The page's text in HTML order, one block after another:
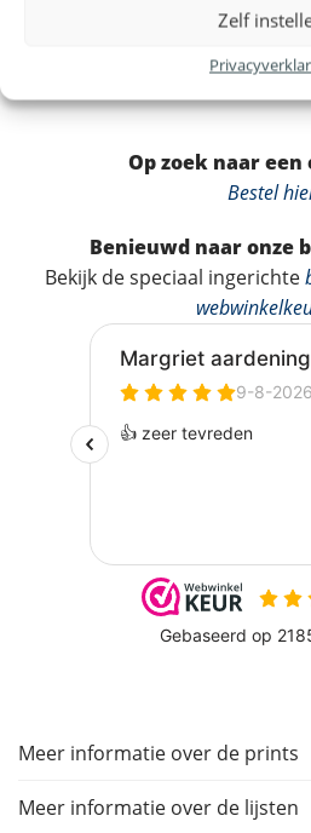
Zelf
Bekijk alle
Op zoek naar
Bestel
Benieuwd naar onze
Bekijk de speciaal ingerichte
Meer informatie over de prints
Meer informatie over de lijsten